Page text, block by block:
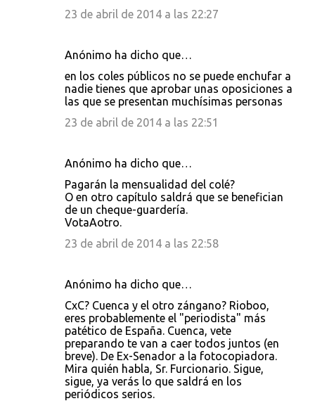
23 de abril de 2014 a las 22:27
Anónimo ha dicho que…
en los coles públicos no se puede enchufar a
nadie tienes que aprobar unas oposiciones a
las que se presentan muchísimas personas
23 de abril de 2014 a las 22:51
Anónimo ha dicho que…
Pagarán la mensualidad del colé?
O en otro capítulo saldrá que se benefician
de un cheque-guardería.
VotaAotro.
23 de abril de 2014 a las 22:58
Anónimo ha dicho que…
CxC? Cuenca y el otro zángano? Rioboo,
eres probablemente el "periodista" más
patético de España. Cuenca, vete
preparando te van a caer todos juntos (en
breve). De Ex-Senador a la fotocopiadora.
Mira quién habla, Sr. Furcionario. Sigue,
sigue, ya verás lo que saldrá en los
periódicos serios.